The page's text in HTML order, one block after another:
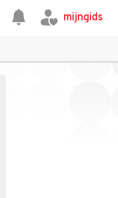
mijngids